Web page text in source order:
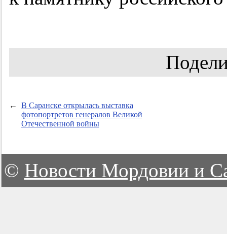
←
В Саранске открылась выставка
фотопортретов генералов Великой
Отечественной войны
© Новости Мордовии и